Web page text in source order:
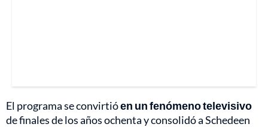
El programa se convirtióen un fenómeno televisivo
de finales de los años ochenta y consolidó a Schedeen